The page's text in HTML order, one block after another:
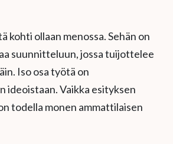
kohti ollaan menossa. Sehän on
suunnitteluun, jossa tuijottelee
Iso osa työtä on
ideoistaan. Vaikka esityksen
todella monen ammattilaisen